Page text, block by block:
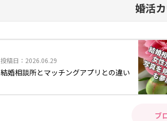
婚活
投稿日：2026.06.29
結婚相談所とマッチングアプリとの違い
ブ